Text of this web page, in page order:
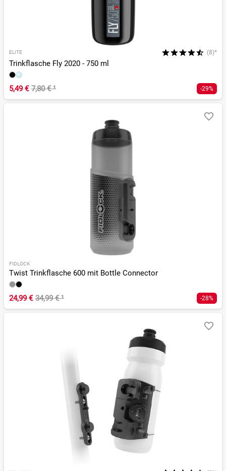
ELITE (8)*
Trinkflasche Fly 2020 - 750 ml
5,49 € 7,80 €¹ -29%
FIDLOCK
Twist Trinkflasche 600 mit Bottle Connector
24,99 € 34,99 €¹ -28%